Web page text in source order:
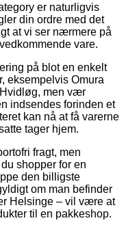
er naturligvis
din ordre med det
at vi ser nærmere på
vare.
på blot en enkelt
eksempelvis Omura
men vær
indsendes forinden et
kan nå at få varerne
tager hjem.
fragt, men
shopper for en
den billigste
om man befinder
Helsinge – vil være at
til en pakkeshop.